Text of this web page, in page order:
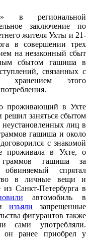
в региональной
заключение по
жителя Ухты и 21-
в совершении трех
на незаконный сбыт
сбытом гашиша в
связанных с
хранением этого
проживающий в Ухте
заняться сбытом
лиц в
гашиша и около
с знакомой
проживала в Ухте, о
гашиша за
спрятал
в личные вещи и
Санкт-Петербурга в
автомобиль в
изъяли запрещенные
фигурантов также
сами употребляли.
он ранее приобрел у